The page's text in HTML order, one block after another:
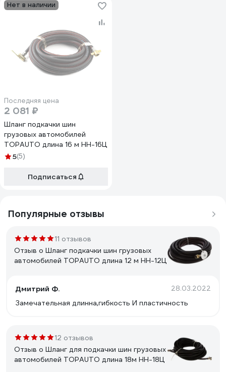
Нет в наличии
Последняя цена
2 081 ₽
Шланг подкачки шин
грузовых автомобилей
TOPAUTO длина 16 м HH-16Ц
5(5)
Подписаться
Популярные отзывы
11 отзывов
Отзыв о Шланг подкачки шин грузовых
автомобилей TOPAUTO длина 12 м HH-12Ц
Дмитрий Ф. 28.03.2022
Замечательная длинна,гибкость И пластичность
12 отзывов
Отзыв о Шланг для подкачки шин грузовых
автомобилей TOPAUTO длина 18м HH-18Ц